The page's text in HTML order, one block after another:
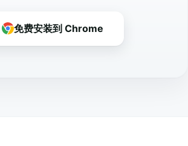
免费安装到 Chrome